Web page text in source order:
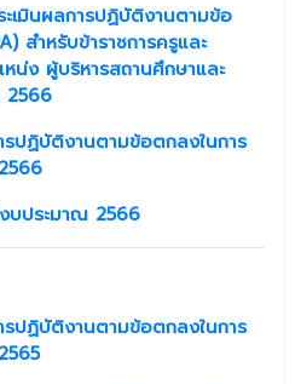
เมินผลการปฏิบัติงานตามข้อ
สำหรับข้าราชการครูและ
น่ง ผู้บริหารสถานศึกษาและ
2566
ปฏิบัติงานตามข้อตกลงในการ
บประมาณ 2566
ปฏิบัติงานตามข้อตกลงในการ